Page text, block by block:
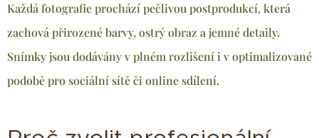
Každá fotografie prochází pečlivou postprodukcí, která
zachová přirozené barvy, ostrý obraz a jemné detaily.
Snímky jsou dodávány v plném rozlišení i v optimalizované
podobě pro sociální sítě či online sdílení.